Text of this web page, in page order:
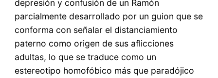
depresión y confusión de un Ramón
parcialmente desarrollado por un guion que se
conforma con señalar el distanciamiento
paterno como origen de sus aflicciones
adultas, lo que se traduce como un
estereotipo homofóbico más que paradójico